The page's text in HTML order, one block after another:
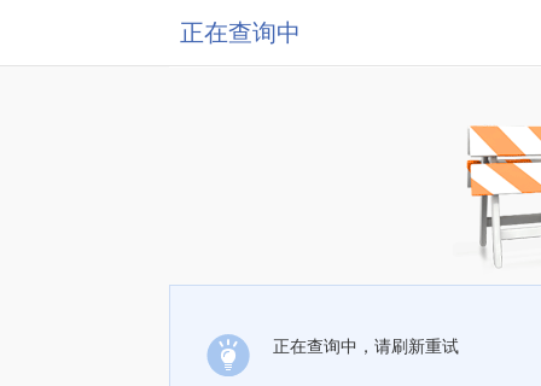
正在查询中
正在查询中，请刷新重试